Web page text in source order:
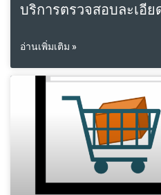
บริการตรวจสอบละเอี
อ่านเพิ่มเติม »